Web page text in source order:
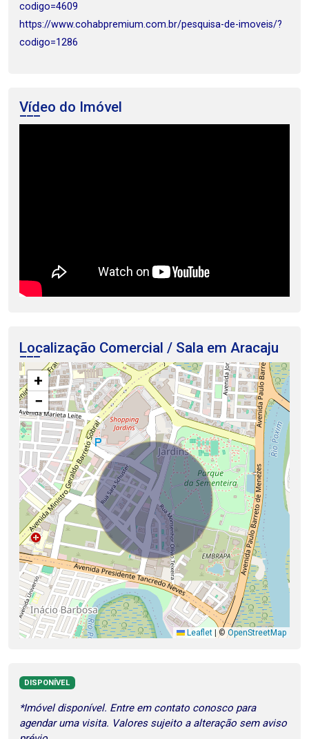
codigo=4609
https://www.cohabpremium.com.br/pesquisa-de-imoveis/?
codigo=1286
Vídeo do Imóvel
Localização Comercial / Sala em Aracaju
+
−
Leaflet © OpenStreetMap
DISPONÍVEL
*Imóvel disponível. Entre em contato conosco para
agendar uma visita. Valores sujeito a alteração sem aviso